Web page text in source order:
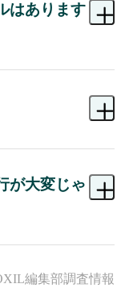
はあります
実際のフィルタリ
みで最短即日でご
バの情報を把握
す。
が大変じゃ
で移行可能です。
のお客様はお気軽
編集部調査情報